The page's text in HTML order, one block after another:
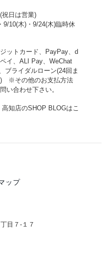
祝日は営業)
9/10(木)・9/24(木)臨時休
ットカード、PayPay、d
イ、ALI Pay、WeChat
ブライダルローン(24回ま
) ※その他のお支払方法
い合わせ下さい。
高知店のSHOP BLOGはこ
ップ
目７-１７